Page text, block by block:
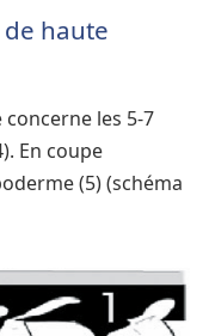
haute
les 5-7
En coupe
(5) (schéma